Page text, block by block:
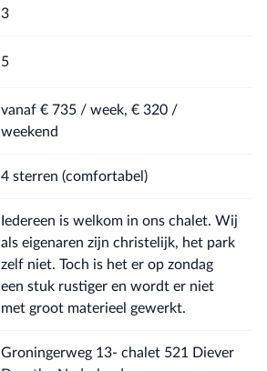
3
5
vanaf € 735 / week, € 320 /
weekend
4 sterren (comfortabel)
Iedereen is welkom in ons chalet. Wij
als eigenaren zijn christelijk, het park
zelf niet. Toch is het er op zondag
een stuk rustiger en wordt er niet
met groot materieel gewerkt.
Groningerweg 13- chalet 521 Diever